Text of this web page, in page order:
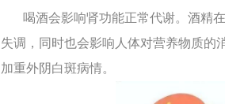
喝酒会影响肾功能正常代谢。酒精在
失调，同时也会影响人体对营养物质的
加重外阴白斑病情。